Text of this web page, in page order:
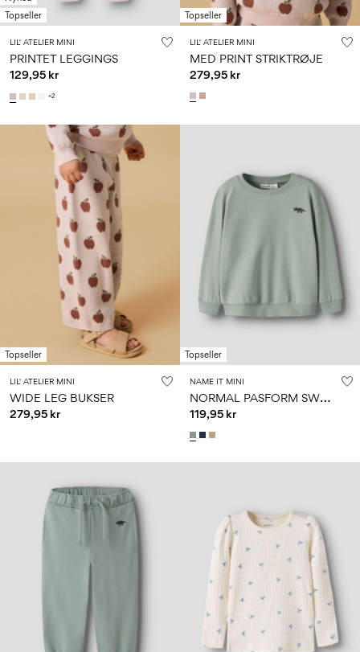
Topseller
LIL' ATELIER MINI
PRINTET LEGGINGS
129,95 kr
+2
Topseller
LIL' ATELIER MINI
MED PRINT STRIKTRØJE
279,95 kr
Topseller
LIL' ATELIER MINI
WIDE LEG BUKSER
279,95 kr
Topseller
NAME IT MINI
N
ORMAL PASFORM SWEATSHIRT
119,95 kr